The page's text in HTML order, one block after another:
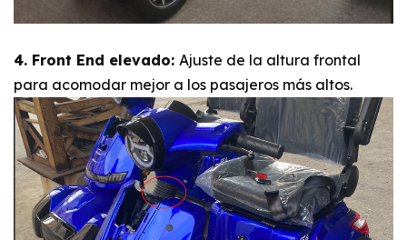
4. Front End elevado: Ajuste de la altura frontal
para acomodar mejor a los pasajeros más altos.